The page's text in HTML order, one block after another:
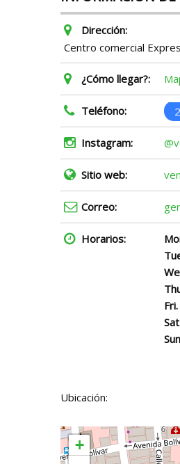
Dirección:
Centro comercial
¿Cómo llegar?:
Teléfono:
Instagram:
Sitio web:
Correo:
Horarios:
Fri.
Ubicación:
+